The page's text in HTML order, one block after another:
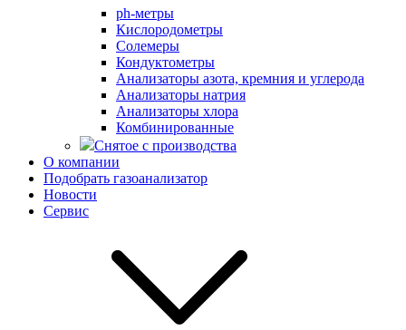
ph-метры
Кислородометры
Солемеры
Кондуктометры
Анализаторы азота, кремния и углерода
Анализаторы натрия
Анализаторы хлора
Комбинированные
Снятое с производства
О компании
Подобрать газоанализатор
Новости
Сервис